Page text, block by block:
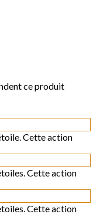
ce produit
Cette action
Cette action
Cette action